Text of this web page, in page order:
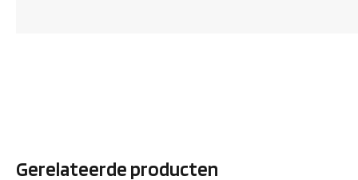
Gerelateerde producten